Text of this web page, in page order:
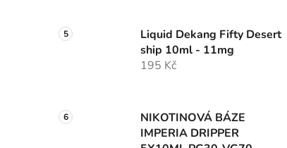
Liquid Dekang Fifty Desert
ship 10ml - 11mg
195 Kč
NIKOTINOVÁ BÁZE
IMPERIA DRIPPER